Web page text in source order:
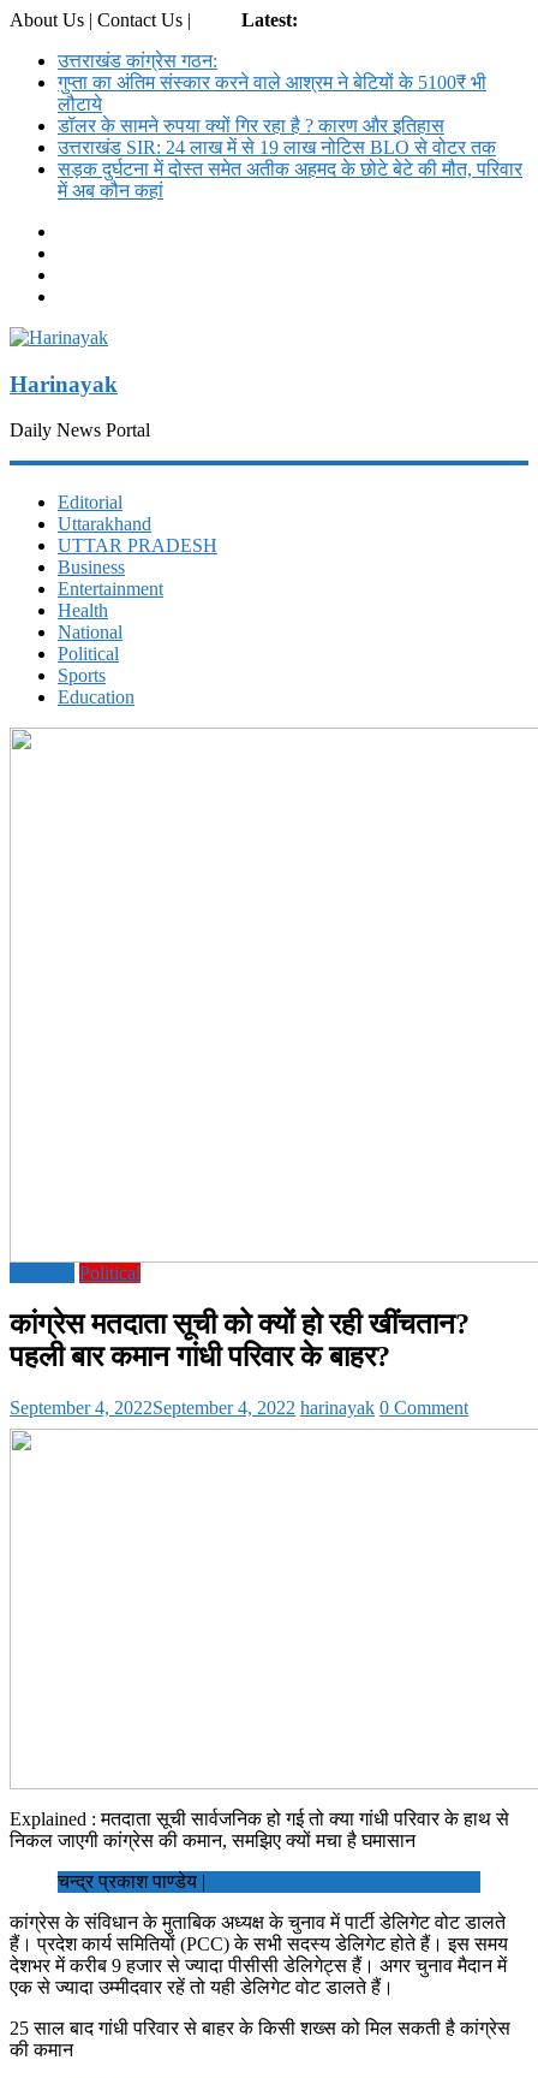
About Us | Contact Us |
Latest:
उत्तराखंड कांग्रेस गठन:
गुप्ता का अंतिम संस्कार करने वाले आश्रम ने बेटियों के 5100₹ भी
लौटाये
डॉलर के सामने रुपया क्यों गिर रहा है ? कारण और इतिहास
उत्तराखंड SIR: 24 लाख में से 19 लाख नोटिस BLO से वोटर तक
सड़क दुर्घटना में दोस्त समेत अतीक अहमद के छोटे बेटे की मौत, परिवार
में अब कौन कहां
Harinayak
Daily News Portal
Editorial
Uttarakhand
UTTAR PRADESH
Business
Entertainment
Health
National
Political
Sports
Education
Political
कांग्रेस मतदाता सूची को क्यों हो रही खींचतान?
पहली बार कमान गांधी परिवार के बाहर?
September 4, 2022September 4, 2022 harinayak 0 Comment
Explained : मतदाता सूची सार्वजनिक हो गई तो क्या गांधी परिवार के हाथ से
निकल जाएगी कांग्रेस की कमान, समझिए क्यों मचा है घमासान
चन्द्र प्रकाश पाण्डेय |
कांग्रेस के संविधान के मुताबिक अध्यक्ष के चुनाव में पार्टी डेलिगेट वोट डालते
हैं। प्रदेश कार्य समितियों (PCC) के सभी सदस्य डेलिगेट होते हैं। इस समय
देशभर में करीब 9 हजार से ज्यादा पीसीसी डेलिगेट्स हैं। अगर चुनाव मैदान में
एक से ज्यादा उम्मीदवार रहें तो यही डेलिगेट वोट डालते हैं।
25 साल बाद गांधी परिवार से बाहर के किसी शख्स को मिल सकती है कांग्रेस
की कमान